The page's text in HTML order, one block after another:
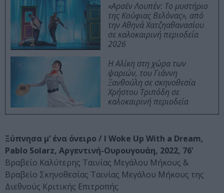
«Αρσέν Λουπέν: Το μυστήριο
της Κούφιας Βελόνας», από
την Αθηνά Χατζηαθανασίου
σε καλοκαιρινή περιοδεία
2026
Η Αλίκη στη χώρα των
ψαριών, του Γιάννη
Ξανθούλη σε σκηνοθεσία
Χρήστου Τριπόδη σε
καλοκαιρινή περιοδεία
Ξύπνησα μ’ ένα όνειρο / I Woke Up With a Dream,
Pablo Solarz, Αργεντινή-Ουρουγουάη, 2022, 76’
Βραβείο Καλύτερης Ταινίας Μεγάλου Μήκους &
Βραβείο Σκηνοθεσίας Ταινίας Μεγάλου Μήκους της
Διεθνούς Κριτικής Επιτροπής